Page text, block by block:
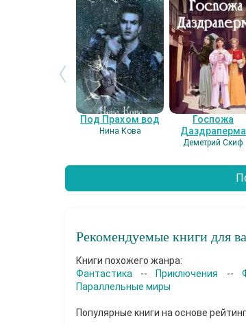
Под Прахом вод
Нина Кова
Госпожа
Даздраперма
Деметрий Скиф
Рекомендуемые книги для
Книги похожего жанра:
Фантастика -- Приключения --
Параллельные миры
Популярные книги на основе